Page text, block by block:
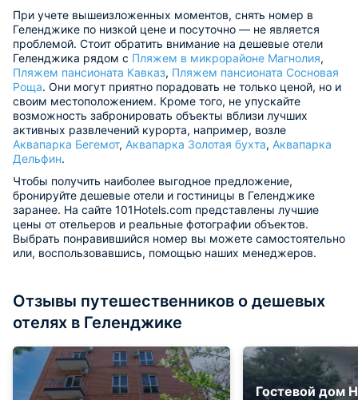
При учете вышеизложенных моментов, снять номер в
Геленджике по низкой цене и посуточно — не является
проблемой. Стоит обратить внимание на дешевые отели
Геленджика рядом с Пляжем в микрорайоне Магнолия,
Пляжем пансионата Кавказ, Пляжем пансионата Сосновая
Роща. Они могут приятно порадовать не только ценой, но и
своим местоположением. Кроме того, не упускайте
возможность забронировать объекты вблизи лучших
активных развлечений курорта, например, возле
Аквапарка Бегемот, Аквапарка Золотая бухта, Аквапарка
Дельфин.
Чтобы получить наиболее выгодное предложение,
бронируйте дешевые отели и гостиницы в Геленджике
заранее. На сайте 101Hotels.com представлены лучшие
цены от отельеров и реальные фотографии объектов.
Выбрать понравившийся номер вы можете самостоятельно
или, воспользовавшись, помощью наших менеджеров.
Отзывы путешественников о дешевых
отелях в Геленджике
Гостевой дом